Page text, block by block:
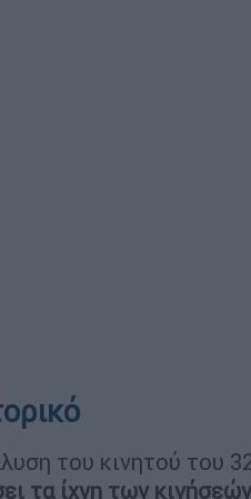
του κινητού του
τα ίχνη των